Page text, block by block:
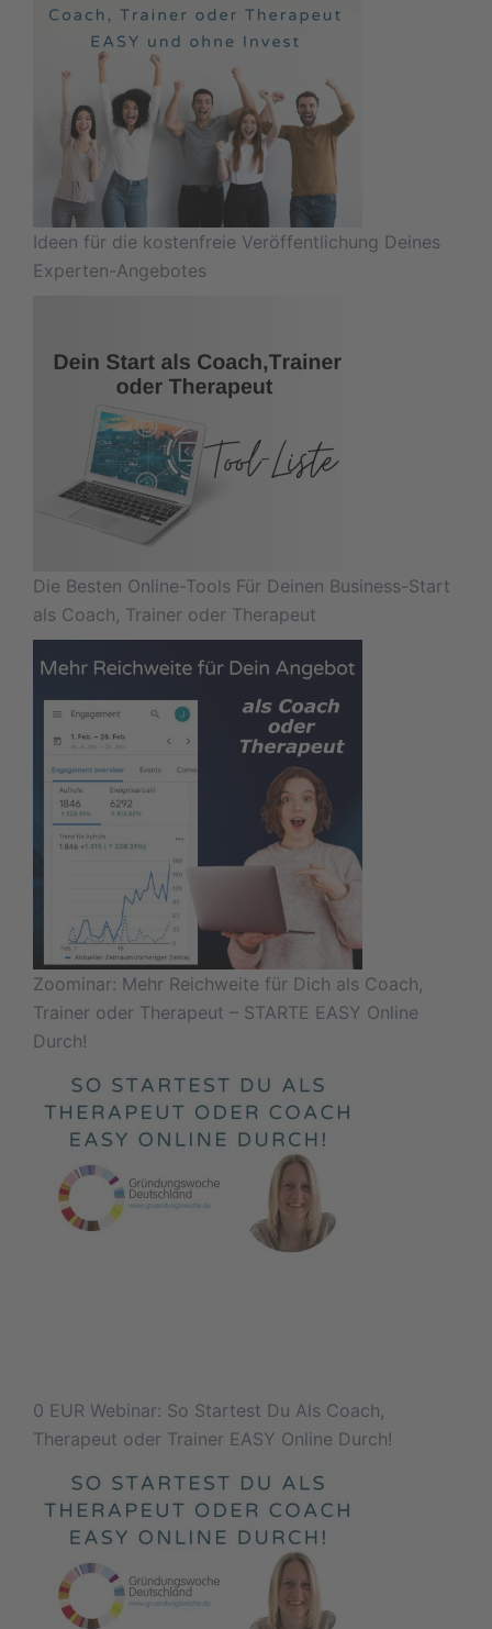
Ideen für die kostenfreie Veröffentlichung Deines
Experten-Angebotes
Die Besten Online-Tools Für Deinen Business-Start
als Coach, Trainer oder Therapeut
Zoominar: Mehr Reichweite für Dich als Coach,
Trainer oder Therapeut – STARTE EASY Online
Durch!
0 EUR Webinar: So Startest Du Als Coach,
Therapeut oder Trainer EASY Online Durch!